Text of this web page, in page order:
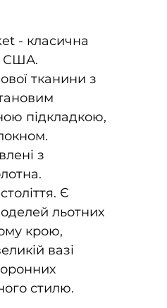
- класична
США.
тканини з
підкладкою,
з
Є
льотних
крою,
вазі
стилю.